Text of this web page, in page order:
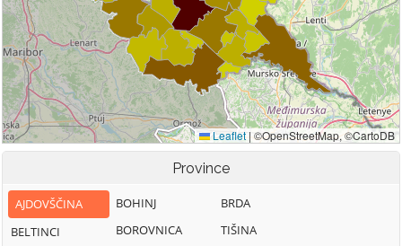
Province
AJDOVŠČINA
BELTINCI
BOHINJ
BOROVNICA
BRDA
TIŠINA